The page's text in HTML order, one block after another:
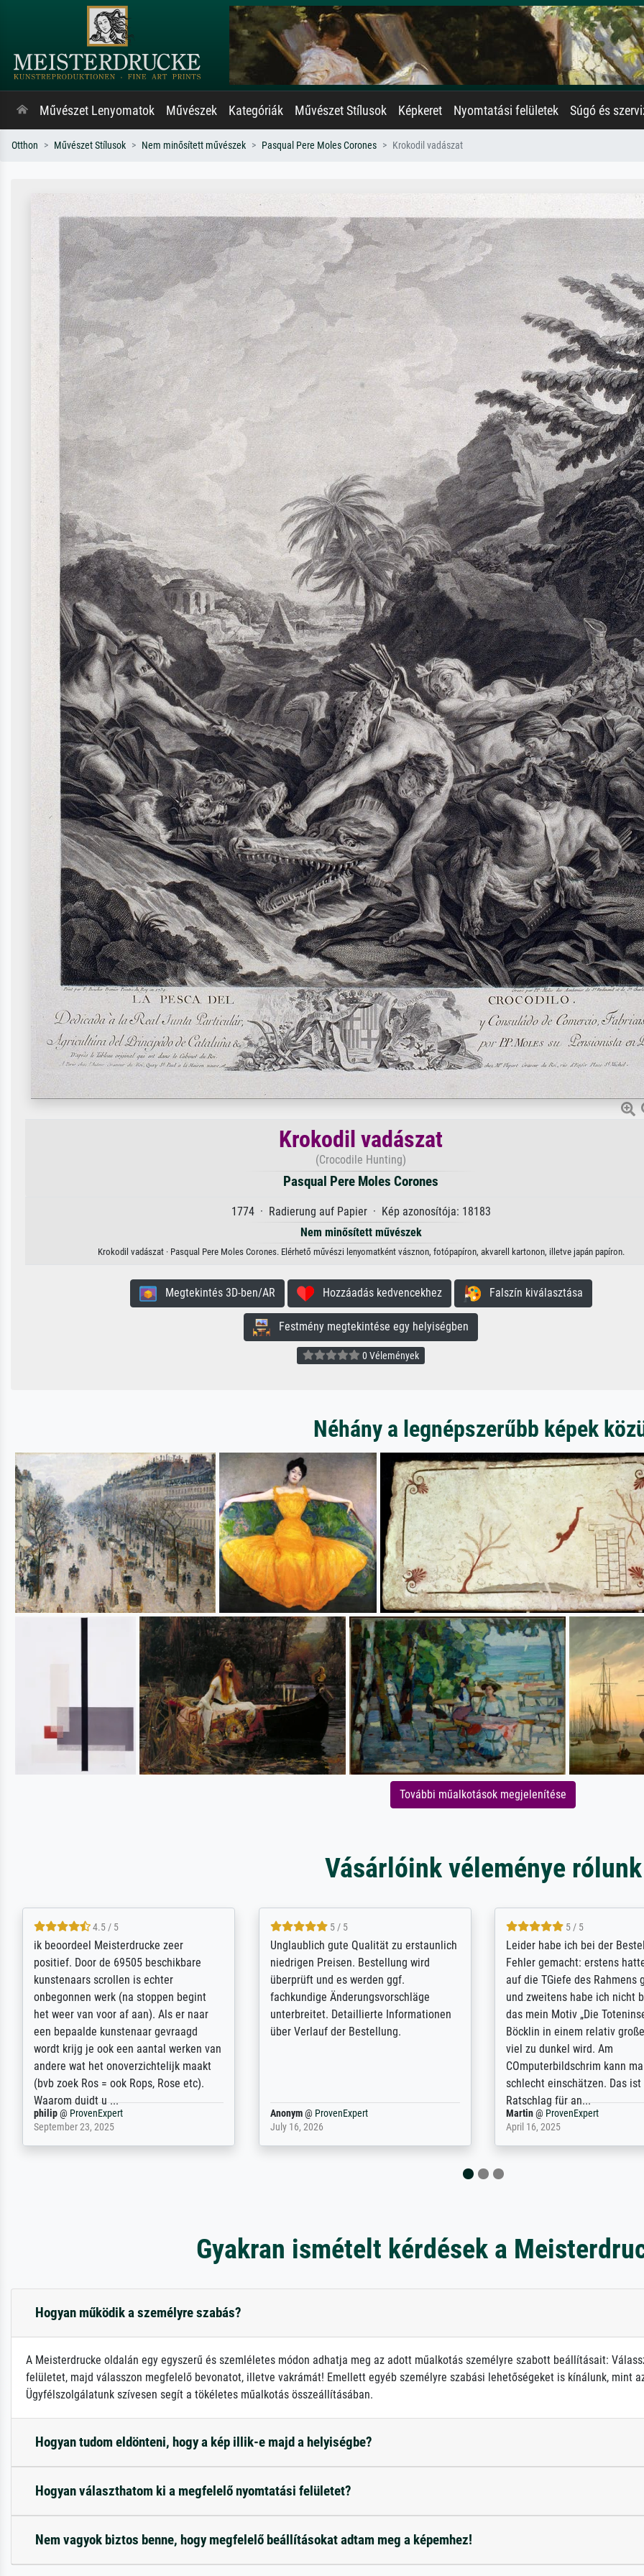
Művészet Lenyomatok Művészek Kategóriák Művészet Stílusok Képkeret Nyomtatási felületek Súgó és
Otthon Művészet Stílusok Nem minősített művészek Pasqual Pere Moles Corones Krokodil vadászat
Krokodil vadászat
(Crocodile Hunting)
Pasqual Pere Moles Corones
1774 · Radierung auf Papier · Kép azonosítója: 18183
Nem minősített művészek
Krokodil vadászat · Pasqual Pere Moles Corones. Elérhető művészi lenyomatként vásznon, fotópapíron, akvarell kartonon, illetve japán papíron.
Megtekintés 3D-ben/AR Hozzáadás kedvencekhez Falszín kiválasztása
Festmény megtekintése egy helyiségben
0 Vélemények
Néhány a legnépszerűbb képek
További műalkotások megjelenítése
Vásárlóink véleménye rólunk
5 / 5
Die Zufriedenheit ist auch nicht dadurch
getrübt, dass das Bild entgegen einer
angegebenen Lieferanschrift (sollte
eine Überraschung für die normannische
Ehefrau sein zum Hochzeits- gleichzeitig
auch Geburtstag sein) doch nach zu
Hause zugestellt wurde.
Jürgen@ProvenExpert
April 22, 2026
5 / 5
Excellent / Highly recommended. The
selection, ordering and payment process
were easy, shipping was efficient and
the item itself exceeds expectations. I
am based in the UK and found the site
searching for a specific print - I am very
SJL@ProvenExpert
December 2, 2025
5 / 5
The team at Meisterdrucke
meet its clients demands,
expert advice on how to
results for the prints
client. The company has a
repertoire of prints to
will provide excellent service
regards to prints which are
repertoire. Highly
Anonym@ProvenExpert
April 22, 2026
Gyakran ismételt kérdések a
Hogyan működik a személyre szabás?
A Meisterdrucke oldalán egy egyszerű és szemléletes módon adhatja meg az adott műalkotás személyre szabott beállításait:
felületet, majd válasszon megfelelő bevonatot, illetve vakrámát! Emellett egyéb személyre szabási lehetőségeket is kínálunk, mint
Ügyfélszolgálatunk szívesen segít a tökéletes műalkotás összeállításában.
Hogyan tudom eldönteni, hogy a kép illik-e majd a helyiségbe?
Hogyan választhatom ki a megfelelő nyomtatási felületet?
Nem vagyok biztos benne, hogy megfelelő beállításokat adtam meg a képemhez!